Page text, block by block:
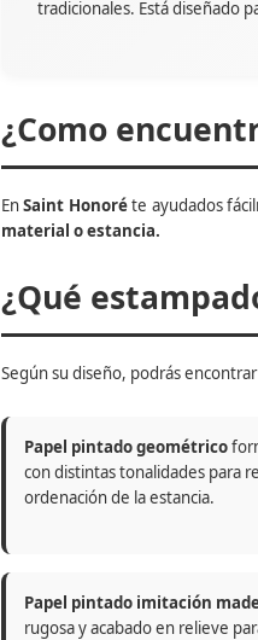
tradicionales. Está diseñado
¿Como
EnSaint Honoréte ayudados
material o estancia.
¿Qué
Según su diseño, podrás
Papel pintado geométrico
con distintas tonalidades para
ordenación de la estancia.
Papel pintado imitación
rugosa y acabado en relieve